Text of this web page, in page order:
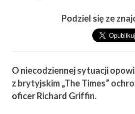
Podziel się ze
O niecodziennej sytuacji
z brytyjskim „The Times”
oficer Richard Griffin.